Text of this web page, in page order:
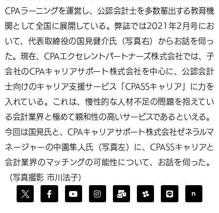
CPAラーニングを運営し、公認会計士を多数輩出する教育機
関として全国に展開している。弊誌では2021年2月号にお
いて、代表取締役の国見健介氏（写真右）からお話を伺っ
た。現在、CPAエクセレントパートナーズ株式会社では、子
会社のCPAキャリアサポート株式会社を中心に、公認会計
士向けのキャリア支援サービス「CPASSキャリア」に力を
入れている。これは、慢性的な人材不足の問題を抱えてい
る会計業界と極めて親和性の高いサービスであるといえる。
今回は国見氏と、CPAキャリアサポート株式会社ゼネラルマ
ネージャーの中園隼人氏（写真左）に、CPASSキャリアと
会計業界のマッチングの可能性について、お話を伺った。
（写真撮影 市川法子）